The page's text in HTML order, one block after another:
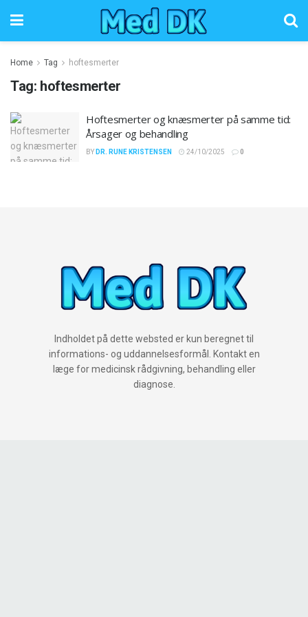
Home Tag hoftesmerter
Tag: hoftesmerter
Hoftesmerter og knæsmerter på samme tid:
Årsager og behandling
BY DR. RUNE KRISTENSEN 24/10/2025 0
Indholdet på dette websted er kun beregnet til
informations- og uddannelsesformål. Kontakt en
læge for medicinsk rådgivning, behandling eller
diagnose.